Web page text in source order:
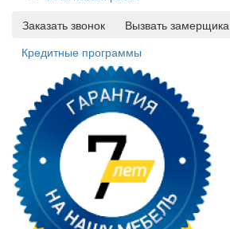
Заказать звонок
Вызвать замерщика
Кредитные программы